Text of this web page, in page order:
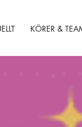
KÖRER &